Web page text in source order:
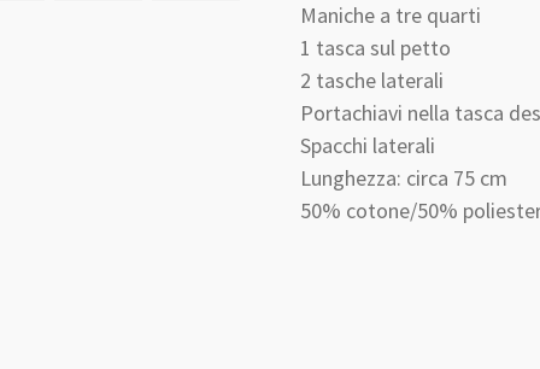
Maniche a tre quarti
1 tasca sul petto
2 tasche laterali
Portachiavi nella tasca
Spacchi laterali
Lunghezza: circa 75 cm
50% cotone/50%